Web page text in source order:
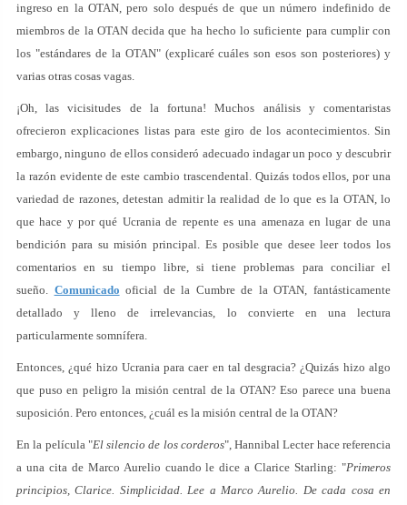
ingreso en la OTAN, pero solo después de que un número indefinido de
miembros de la OTAN decida que ha hecho lo suficiente para cumplir con
los "estándares de la OTAN" (explicaré cuáles son esos son posteriores) y
varias otras cosas vagas.
¡Oh, las vicisitudes de la fortuna! Muchos análisis y comentaristas
ofrecieron explicaciones listas para este giro de los acontecimientos. Sin
embargo, ninguno de ellos consideró adecuado indagar un poco y descubrir
la razón evidente de este cambio trascendental. Quizás todos ellos, por una
variedad de razones, detestan admitir la realidad de lo que es la OTAN, lo
que hace y por qué Ucrania de repente es una amenaza en lugar de una
bendición para su misión principal. Es posible que desee leer todos los
comentarios en su tiempo libre, si tiene problemas para conciliar el
sueño. Comunicado oficial de la Cumbre de la OTAN, fantásticamente
detallado y lleno de irrelevancias, lo convierte en una lectura
particularmente somnífera.
Entonces, ¿qué hizo Ucrania para caer en tal desgracia? ¿Quizás hizo algo
que puso en peligro la misión central de la OTAN? Eso parece una buena
suposición. Pero entonces, ¿cuál es la misión central de la OTAN?
En la película "El silencio de los corderos", Hannibal Lecter hace referencia
a una cita de Marco Aurelio cuando le dice a Clarice Starling: "Primeros
principios, Clarice. Simplicidad. Lee a Marco Aurelio. De cada cosa en